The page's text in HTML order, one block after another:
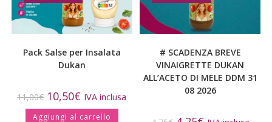
Pack Salse per Insalata
Dukan
11,00€ 10,50€ IVA inclusa
Aggiungi al carrello
# SCADENZA BREVE
VINAIGRETTE DUKAN
ALL’ACETO DI MELE DDM 31
08 2026